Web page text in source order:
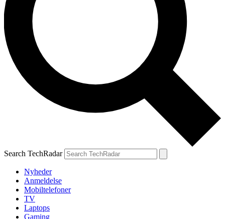
Search TechRadar
Nyheder
Anmeldelse
Mobiltelefoner
TV
Laptops
Gaming